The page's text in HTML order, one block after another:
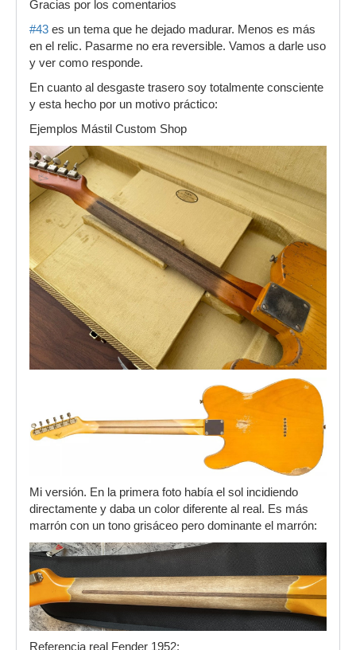
Gracias por los comentarios
#43 es un tema que he dejado madurar. Menos es más
en el relic. Pasarme no era reversible. Vamos a darle uso
y ver como responde.
En cuanto al desgaste trasero soy totalmente consciente
y esta hecho por un motivo práctico:
Ejemplos Mástil Custom Shop
Mi versión. En la primera foto había el sol incidiendo
directamente y daba un color diferente al real. Es más
marrón con un tono grisáceo pero dominante el marrón:
Referencia real Fender 1952: